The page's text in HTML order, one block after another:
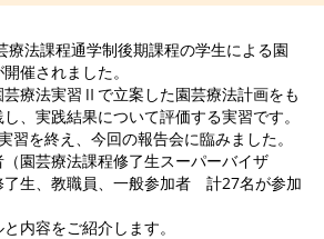
療法課程通学制後期課程の学生による園
催されました。
療法実習Ⅱで立案した園芸療法計画をも
、実践結果について評価する実習です。
習を終え、今回の報告会に臨みました。
園芸療法課程修了生スーパーバイザ
了生、教職員、一般参加者 計27名が参加
内容をご紹介します。